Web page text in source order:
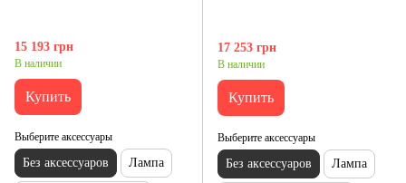
15 193 грн
В наличии
Купить
Выберите аксессуары
Без аксессуаров Лампа
17 253 грн
В наличии
Купить
Выберите аксессуары
Без аксессуаров Лампа